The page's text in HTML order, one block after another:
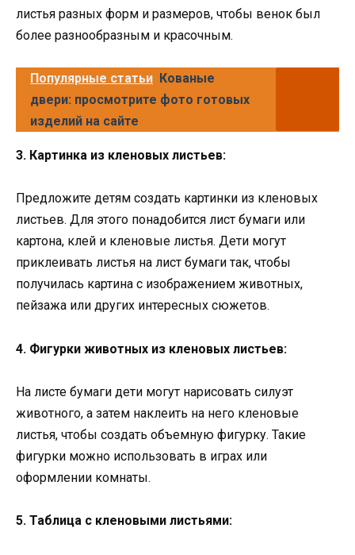
листья разных форм и размеров, чтобы венок был
более разнообразным и красочным.
Популярные статьи Кованые
двери: просмотрите фото готовых
изделий на сайте
3. Картинка из кленовых листьев:
Предложите детям создать картинки из кленовых
листьев. Для этого понадобится лист бумаги или
картона, клей и кленовые листья. Дети могут
приклеивать листья на лист бумаги так, чтобы
получилась картина с изображением животных,
пейзажа или других интересных сюжетов.
4. Фигурки животных из кленовых листьев:
На листе бумаги дети могут нарисовать силуэт
животного, а затем наклеить на него кленовые
листья, чтобы создать объемную фигурку. Такие
фигурки можно использовать в играх или
оформлении комнаты.
5. Таблица с кленовыми листьями: